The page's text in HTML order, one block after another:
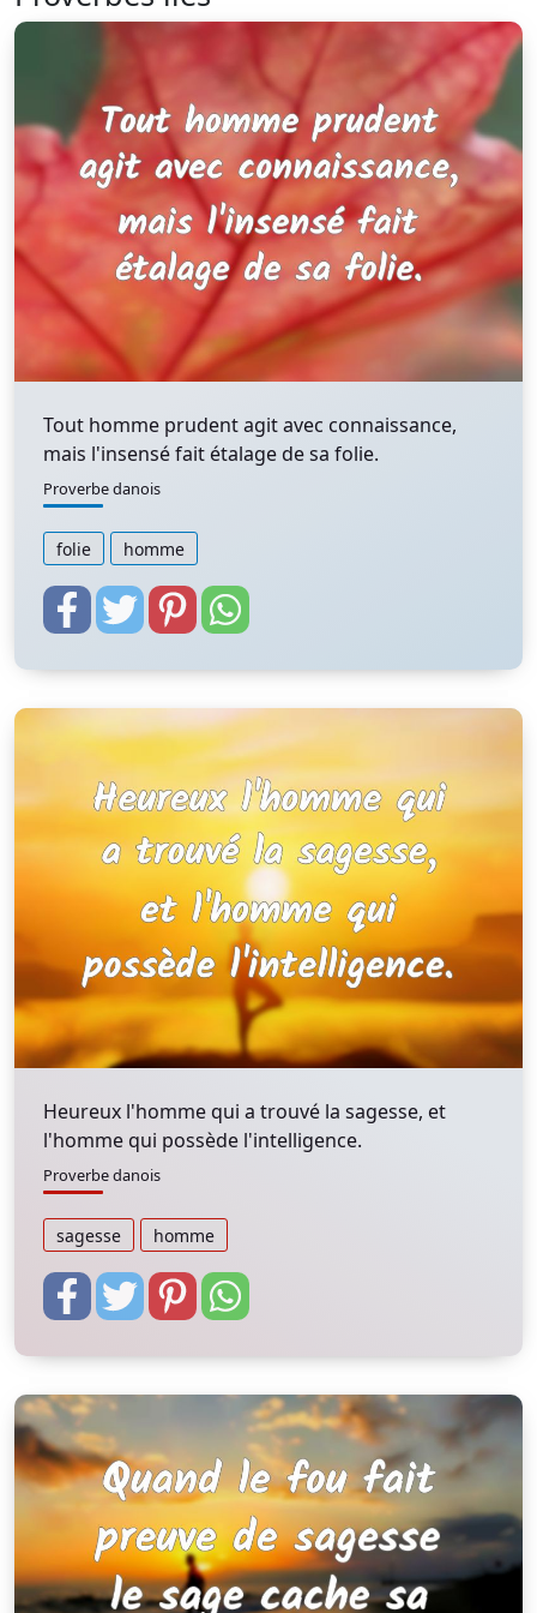
Tout homme prudent agit avec connaissance,
mais l'insensé fait étalage de sa folie.
Proverbe danois
folie homme
Heureux l'homme qui a trouvé la sagesse, et
l'homme qui possède l'intelligence.
Proverbe danois
sagesse homme